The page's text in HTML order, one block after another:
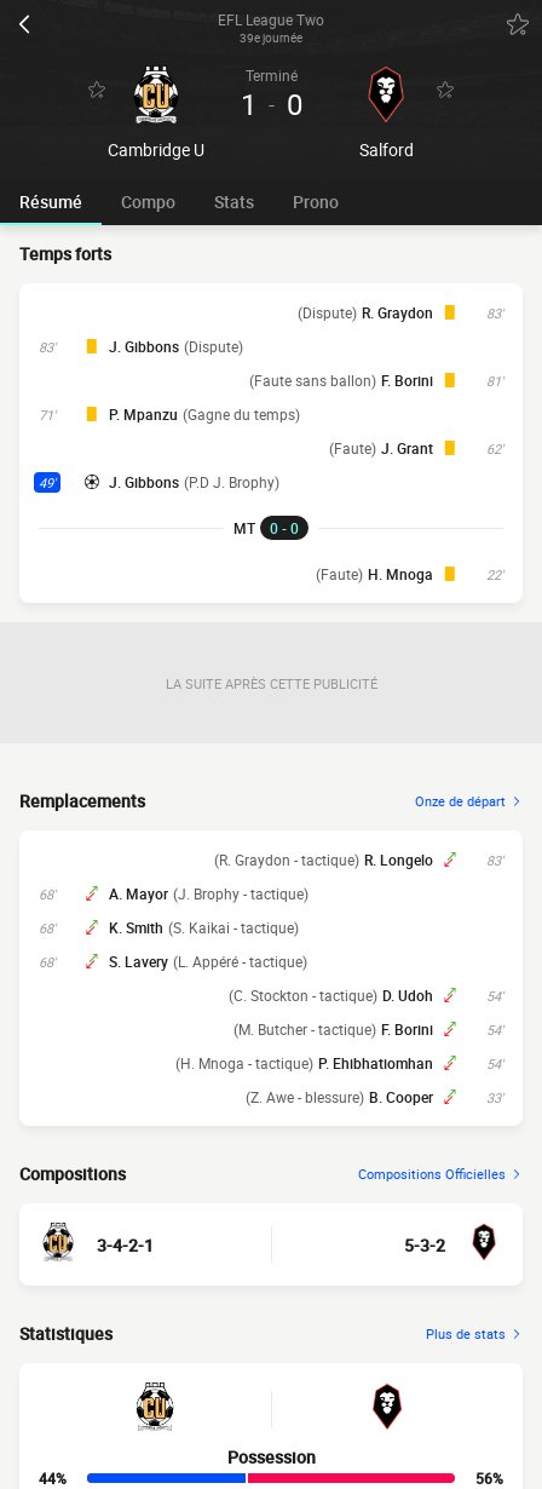
EFL League Two
39e journée
Cambridge U
Terminé
1 - 0
Salford
Résumé Compo Stats Prono
Temps forts
83'
R. Graydon
(Dispute)
83' J. Gibbons (Dispute)
81'
F. Borini
(Faute sans ballon)
71' P. Mpanzu (Gagne du temps)
62'
J. Grant
(Faute)
49' J. Gibbons (P.D J. Brophy)
MT 0 - 0
22'
H. Mnoga
(Faute)
LA SUITE APRÈS CETTE PUBLICITÉ
Remplacements Onze de départ
83'
R. Longelo
(R. Graydon - tactique)
68' A. Mayor (J. Brophy - tactique)
68' K. Smith (S. Kaikai - tactique)
68' S. Lavery (L. Appéré - tactique)
54'
D. Udoh
(C. Stockton - tactique)
54'
F. Borini
(M. Butcher - tactique)
54'
P. Ehibhatiomhan
(H. Mnoga - tactique)
33'
B. Cooper
(Z. Awe - blessure)
Compositions Compositions Officielles
3-4-2-1 5-3-2
Statistiques Plus de stats
Possession
44%
56%